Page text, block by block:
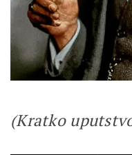
(Kratko